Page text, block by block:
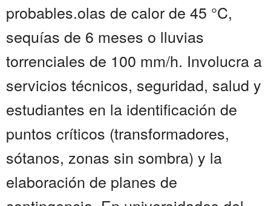
probables.olas de calor de 45 °C,
sequías de 6 meses o lluvias
torrenciales de 100 mm/h. Involucra a
servicios técnicos, seguridad, salud y
estudiantes en la identificación de
puntos críticos (transformadores,
sótanos, zonas sin sombra) y la
elaboración de planes de